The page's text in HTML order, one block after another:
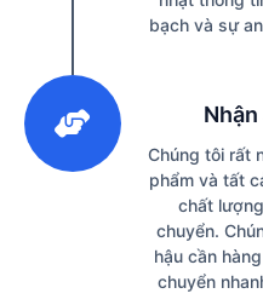
bạch và sự
Chúng tôi rất
phẩm và tất
chất
chuyển.
hậu cần
chuyển